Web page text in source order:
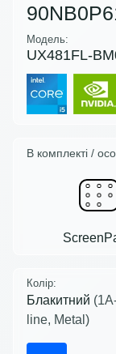
Модель:
UX481FL-
В комплекті /
Колір:
Блакитний
line, Metal)